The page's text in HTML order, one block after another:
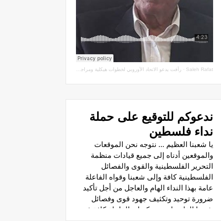
Saleh Rafat
· رأفت يدعو الاتحاد الأوروبي لخطوات هيكلية ومراجعة اتفاقيات الشراكة مع سلطة الاحتلال